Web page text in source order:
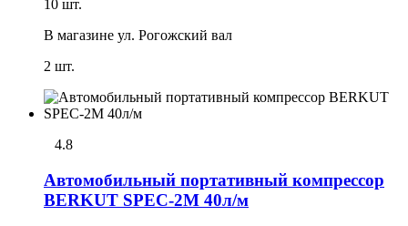
10 шт.
В магазине ул. Рогожский вал
2 шт.
4.8
Автомобильный портативный компрессор
BERKUT SPEC-2M 40л/м